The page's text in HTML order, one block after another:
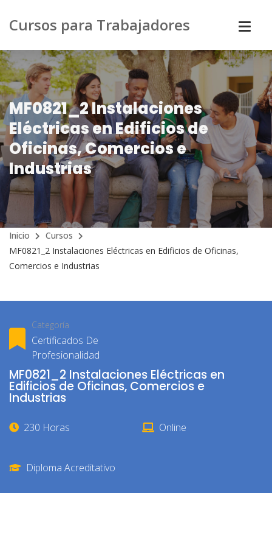
Cursos para Trabajadores
MF0821_2 Instalaciones
Eléctricas en Edificios de
Oficinas, Comercios e
Industrias
Inicio
Cursos
MF0821_2 Instalaciones Eléctricas en Edificios de Oficinas,
Comercios e Industrias
Categoría
Certificados De
Profesionalidad
MF0821_2 Instalaciones Eléctricas en
Edificios de Oficinas, Comercios e
Industrias
230 Horas Online
Diploma Acreditativo